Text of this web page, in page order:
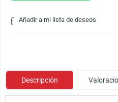
Añadir a mi lista de deseos
Descripción